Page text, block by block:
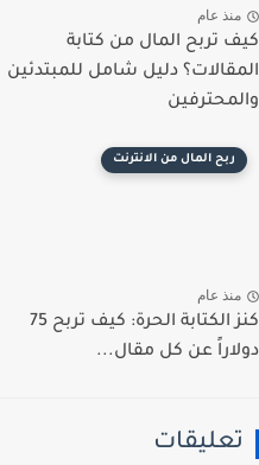
عام
تربح المال من كتابة
دليل شامل للمبتدئين
ربح المال من الانترنت
عام
كنز الكتابة الحرة: كيف تربح 75
عن كل مقال...